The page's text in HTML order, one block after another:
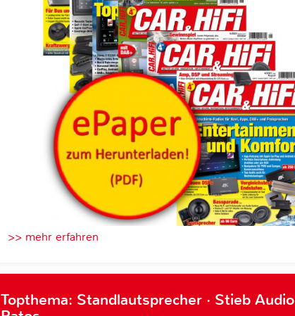
>> mehr erfahren
Topthema: Standlautsprecher · Stieb Audio